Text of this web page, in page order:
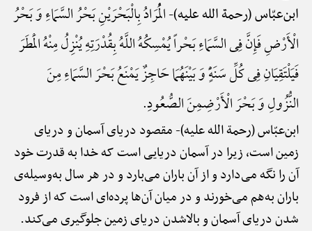
ابن‌عبّاس (رحمة الله علیه)-الْمُرَادُ بِالْبَحْرَیْنِ بَحْرُ السَّمَاءِ وَ بَحْرُ
الْأَرْضِ فَإِنَّ فِی السَّمَاءِ بَحْراً یُمْسِکُهُ اللَّهُ بِقُدْرَتِهِ یُنْزِلُ مِنْهُ الْمَطَرَ
فَیَلْتَقِیَانِ فِی کُلِّ سَنَهًٍْ وَ بَیْنَهُمَا حَاجِزٌ یَمْنَعُ بَحْرَ السَّمَاءِ مِنَ
النُّزُولِ وَ بَحْرَ الْأَرْضِمِنَ الصُّعُودِ.
ابن‌عبّاس (رحمة الله علیه)-مقصود دریای آسمان و دریای
زمین است، زیرا در آسمان دریایی است که خدا به قدرت خود
آن را نگه می‌دارد و از آن باران می‌بارد و در هر سال به‌وسیله‌ی
باران به‌هم می‌خورند و در میان آن‌ها پرده‌ای است که از فرود
شدن دریای آسمان و بالاشدن دریای زمین جلوگیری می‌کند.